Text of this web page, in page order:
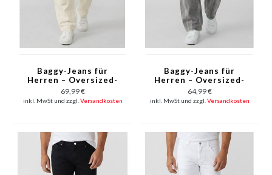
Baggy-Jeans für
Herren – Oversized-
Jeans – Jeans für
Erwachsene – Weiße
Herrenjeans – 378 –
69,99 €
inkl. MwSt und zzgl. Versandkosten
Baggy-Jeans für
Herren – Oversized-
Jeans – Jeans für
Erwachsene – YX3606
– Grau
64,99 €
inkl. MwSt und zzgl. Versandkosten